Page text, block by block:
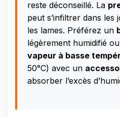
reste déconseillé. La
peut s’infiltrer dans les
les lames. Préférez un
légèrement humidifié
vapeur à basse
50°C) avec un
absorber l’excès